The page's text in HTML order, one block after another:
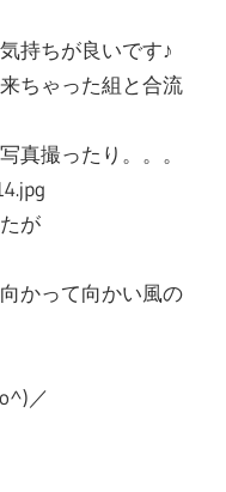
持ちが良いです♪
ちゃった組と合流
真撮ったり。。。
が
かって向かい風の
／